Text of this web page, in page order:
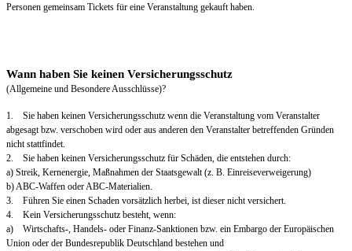
Personen gemeinsam Tickets für eine Veranstaltung gekauft haben.
Wann haben Sie keinen Versicherungsschutz
(Allgemeine und Besondere Ausschlüsse)?
1. Sie haben keinen Versicherungsschutz wenn die Veranstaltung vom Veranstalter
abgesagt bzw. verschoben wird oder aus anderen den Veranstalter betreffenden Gründen
nicht stattfindet.
2. Sie haben keinen Versicherungsschutz für Schäden, die entstehen durch:
a) Streik, Kernenergie, Maßnahmen der Staatsgewalt (z. B. Einreiseverweigerung)
b) ABC-Waffen oder ABC-Materialien.
3. Führen Sie einen Schaden vorsätzlich herbei, ist dieser nicht versichert.
4. Kein Versicherungsschutz besteht, wenn:
a) Wirtschafts-, Handels- oder Finanz-Sanktionen bzw. ein Embargo der Europäischen
Union oder der Bundesrepublik Deutschland bestehen und